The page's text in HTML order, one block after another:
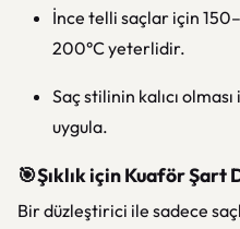
İnce telli saçlar için
200°C yeterlidir.
Saç stilinin kalıcı olması
uygula.
🎯Şıklık için Kuaför Şart
Bir düzleştirici ile sadece